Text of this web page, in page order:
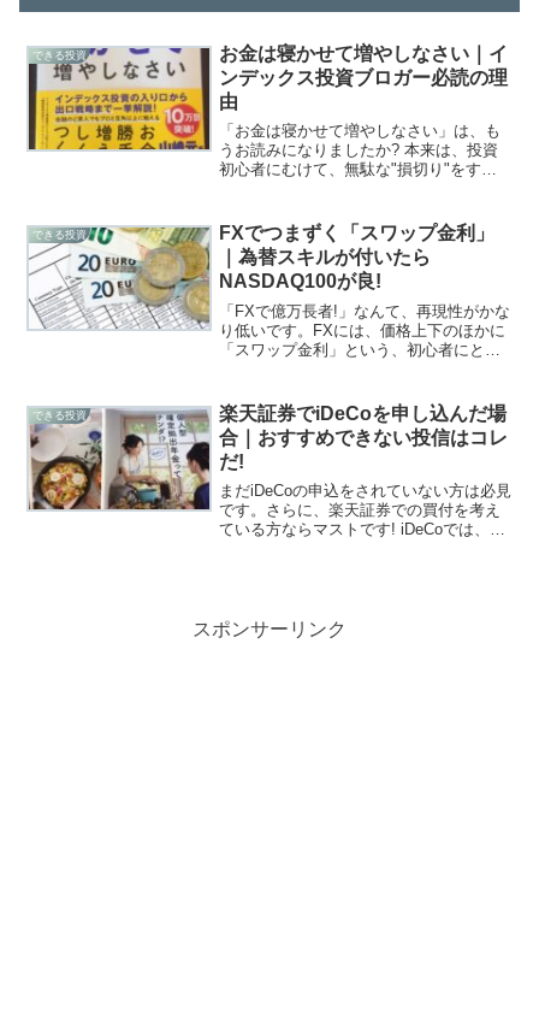
できる投資
お金は寝かせて増やしなさい｜イ
ンデックス投資ブロガー必読の理
由
「お金は寝かせて増やしなさい」は、も
うお読みになりましたか? 本来は、投資
初心者にむけて、無駄な"損切り"をする
の面でも参考になる良書です。
できる投資
FXでつまずく「スワップ金利」
｜為替スキルが付いたら
NASDAQ100が良!
「FXで億万長者!」なんて、再現性がかな
り低いです。FXには、価格上下のほかに
「スワップ金利」という、初心者にとっ
らいなら、いっそ「NASDAQ100」に投
資できるETF【QQQ】を購入しましょう!
できる投資
楽天証券でiDeCoを申し込んだ場
合｜おすすめできない投信はコレ
だ!
まだiDeCoの申込をされていない方は必見
です。さらに、楽天証券での買付を考え
ている方ならマストです! iDeCoでは、実
スポンサーリンク